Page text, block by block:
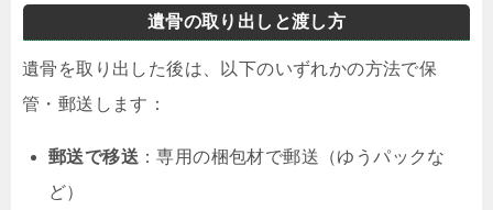
遺骨の取り出しと渡し方
遺骨を取り出した後は、以下のいずれかの方法で保
管・郵送します：
郵送で移送 ：専用の梱包材で郵送（ゆうパックな
ど）